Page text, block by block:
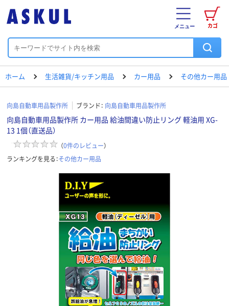
カゴ
メニュー
ホーム 生活雑貨/キッチン用品 カー用品 その他カー用品
向島自動車用品製作所 ブランド： 向島自動車用品製作所
向島自動車用品製作所 カー用品 給油間違い防止リング 軽油用 XG-
13 1個（直送品）
（0件のレビュー）
ランキングを見る：その他カー用品